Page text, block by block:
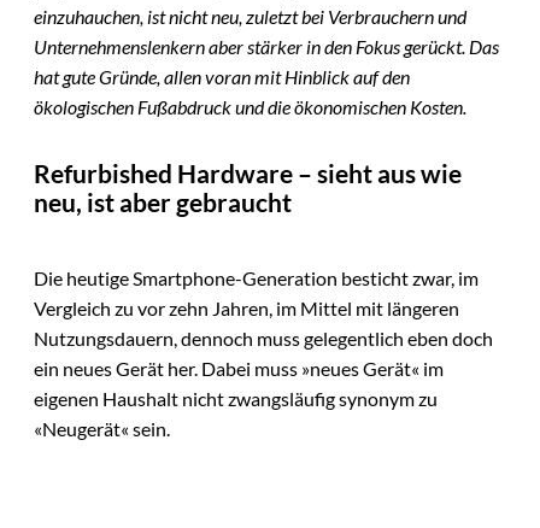
einzuhauchen, ist nicht neu, zuletzt bei Verbrauchern und
Unternehmenslenkern aber stärker in den Fokus gerückt. Das
hat gute Gründe, allen voran mit Hinblick auf den
ökologischen Fußabdruck und die ökonomischen Kosten.
Refurbished Hardware – sieht aus wie
neu, ist aber gebraucht
Die heutige Smartphone-Generation besticht zwar, im
Vergleich zu vor zehn Jahren, im Mittel mit längeren
Nutzungsdauern, dennoch muss gelegentlich eben doch
ein neues Gerät her. Dabei muss »neues Gerät« im
eigenen Haushalt nicht zwangsläufig synonym zu
«Neugerät« sein.